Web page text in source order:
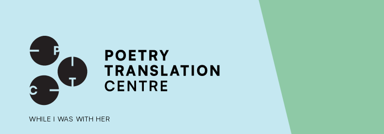
International shipping available - enter your address at checkout to calculate the rate
WHILE I WAS WITH HER